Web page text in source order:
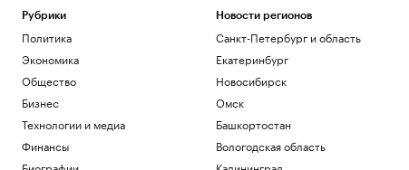
Спорт
После столкновения дрона с НПЗ в
Ливии произошла утечка
Политика
Сенат утвердил личного адвоката
Трампа генпрокурором США
Политика
Число погибших при стрельбе в школе
в Таиланде выросло до девяти
Рубрики
Политика
Экономика
Общество
Бизнес
Технологии и медиа
Финансы
Новости регионов
Санкт-Петербург и область
Екатеринбург
Новосибирск
Омск
Башкортостан
Вологодская область